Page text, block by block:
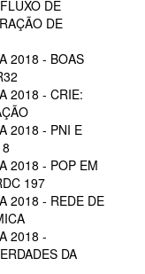
DE
DE
2018 - BOAS
2018 - CRIE:
2018 - PNI E
2018 - POP EM
197
2018 - REDE DE
2018 -
DA